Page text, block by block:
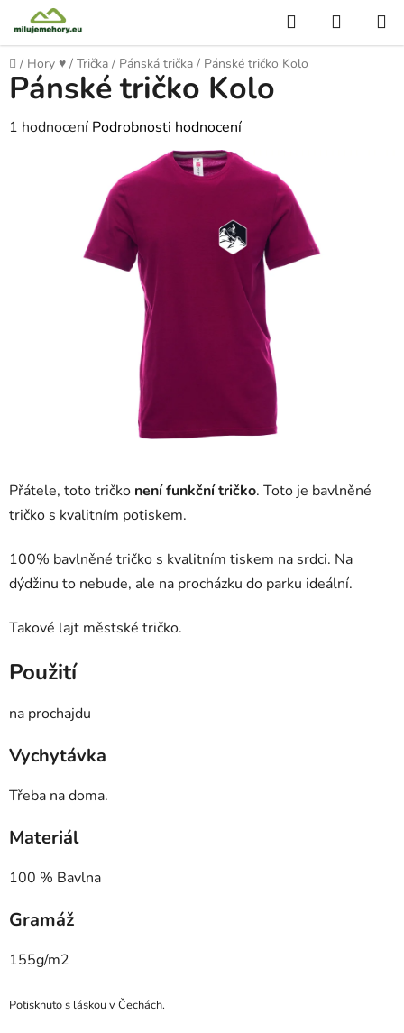
na
obsah
Hledat
KOŠÍK
Domů
/ Hory ♥ / Trička / Pánská trička / Pánské tričko Kolo
Přátele, toto tričko není funkční tričko. Toto je bavlněné
tričko s kvalitním potiskem.
100% bavlněné tričko s kvalitním tiskem na srdci. Na
dýdžinu to nebude, ale na procházku do parku ideální.
Takové lajt městské tričko.
Použití
na prochajdu
Vychytávka
Třeba na doma.
Materiál
100 % Bavlna
Gramáž
155g/m2
Potisknuto s láskou v Čechách.
Pánské tričko Kolo
Průměrné
1 hodnocení Podrobnosti hodnocení